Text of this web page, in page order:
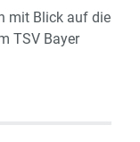
mit Blick auf die
TSV Bayer